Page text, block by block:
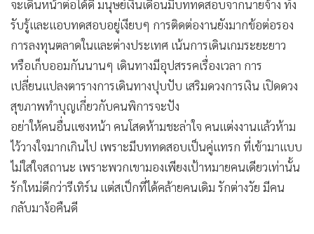
จะเดินหน้าต่อได้ดี มนุษย์เงินเดือนมีบททดสอบจากนายจ้าง ทั้ง
รับรู้และแอบทดสอบอยู่เงียบๆ การติดต่องานยังมากข้อต่อรอง
การลงทุนตลาดในและต่างประเทศ เน้นการเดินเกมระยะยาว
หรือเก็บออมกันนานๆ เดินทางมีอุปสรรคเรื่องเวลา การ
เปลี่ยนแปลงตารางการเดินทางปุบปับ เสริมดวงการเงิน เปิดดวง
สุขภาพทำบุญเกี่ยวกับคนพิการจะปัง
อย่าให้คนอื่นแซงหน้า คนโสดห้ามชะล่าใจ คนแต่งงานแล้วห้าม
ไว้วางใจมากเกินไป เพราะมีบททดสอบเป็นคู่แทรก ที่เข้ามาแบบ
ไม่ใส่ใจสถานะ เพราะพวกเขามองเพียงเป้าหมายคนเดียวเท่านั้น
รักใหม่ดีกว่ารีเทิร์น แต่สเป็กที่ได้คล้ายคนเดิม รักต่างวัย มีคน
กลับมาง้อคืนดี